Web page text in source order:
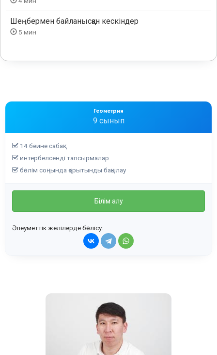
Шеңбермен байланысқан кескіндер
5 мин
Геометрия
9 сынып
14 бейне сабақ
интербелсенді тапсырмалар
бөлім соңында қорытынды бақылау
Білім алу
Әлеуметтік желілерде бөлісу: